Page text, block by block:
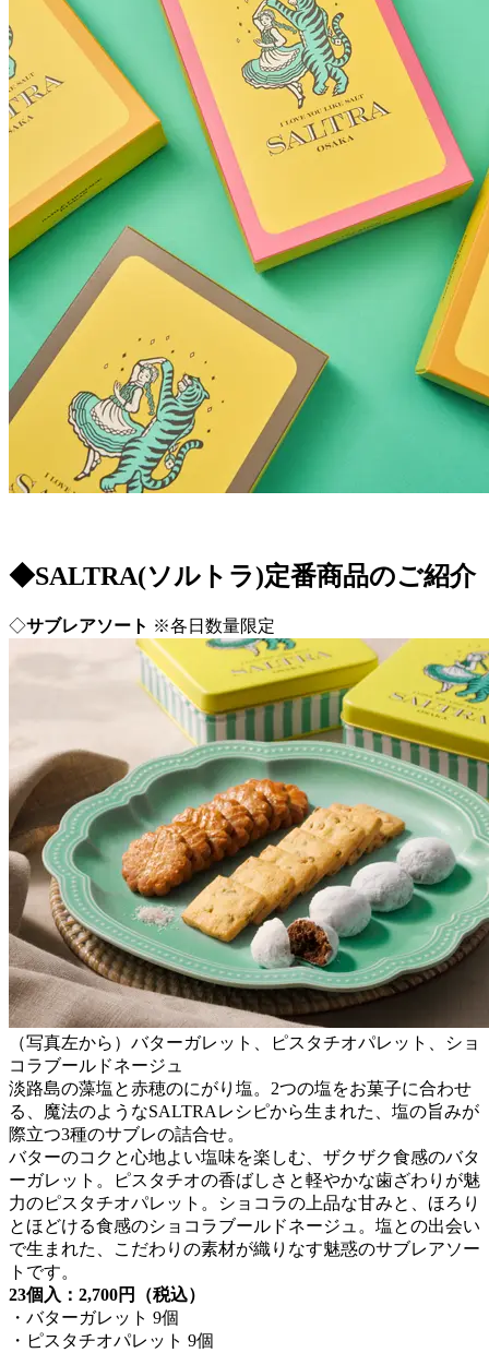
◆SALTRA(ソルトラ)定番商品のご紹介
◇サブレアソート ※各日数量限定
（写真左から）バターガレット、ピスタチオパレット、ショ
コラブールドネージュ
淡路島の藻塩と赤穂のにがり塩。2つの塩をお菓子に合わせ
る、魔法のようなSALTRAレシピから生まれた、塩の旨みが
際立つ3種のサブレの詰合せ。
バターのコクと心地よい塩味を楽しむ、ザクザク食感のバタ
ーガレット。ピスタチオの香ばしさと軽やかな歯ざわりが魅
力のピスタチオパレット。ショコラの上品な甘みと、ほろり
とほどける食感のショコラブールドネージュ。塩との出会い
で生まれた、こだわりの素材が織りなす魅惑のサブレアソー
トです。
23個入：2,700円（税込）
・バターガレット 9個
・ピスタチオパレット 9個